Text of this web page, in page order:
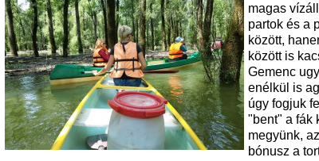
magas
partok és a
között,
között is
Gemenc
enélkül is
úgy fogjuk
"bent" a fák
megyünk,
bónusz a